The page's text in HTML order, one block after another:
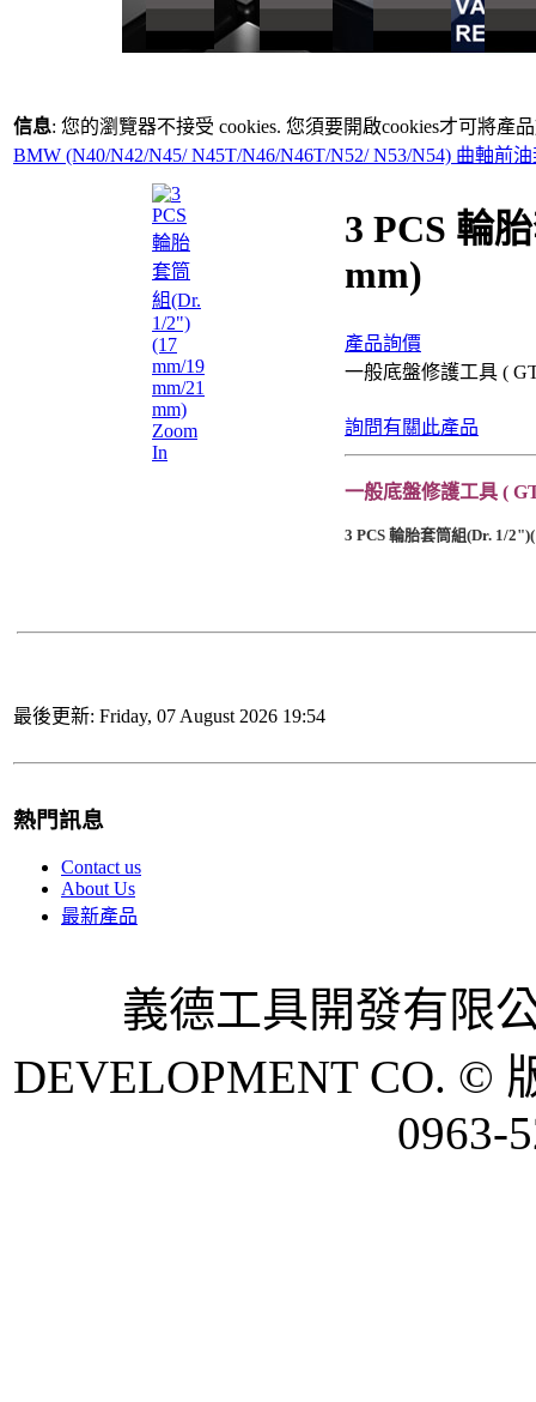
信息: 您的瀏覽器不接受 cookies. 您須要開啟cookies才可將產
BMW (N40/N42/N45/ N45T/N46/N46T/N52/ N53/N54) 曲軸前
Zoom
In
3 PCS 輪
mm)
產品詢價
一般底盤修護工具 (
詢問有關此產品
一般底盤修護工具 (
3 PCS 輪胎套筒組(Dr. 1/
最後更新: Friday, 07 August 2026 19:54
熱門訊息
Contact us
About Us
最新產品
義德工具開發有限
DEVELOPMENT CO. ©
0963-